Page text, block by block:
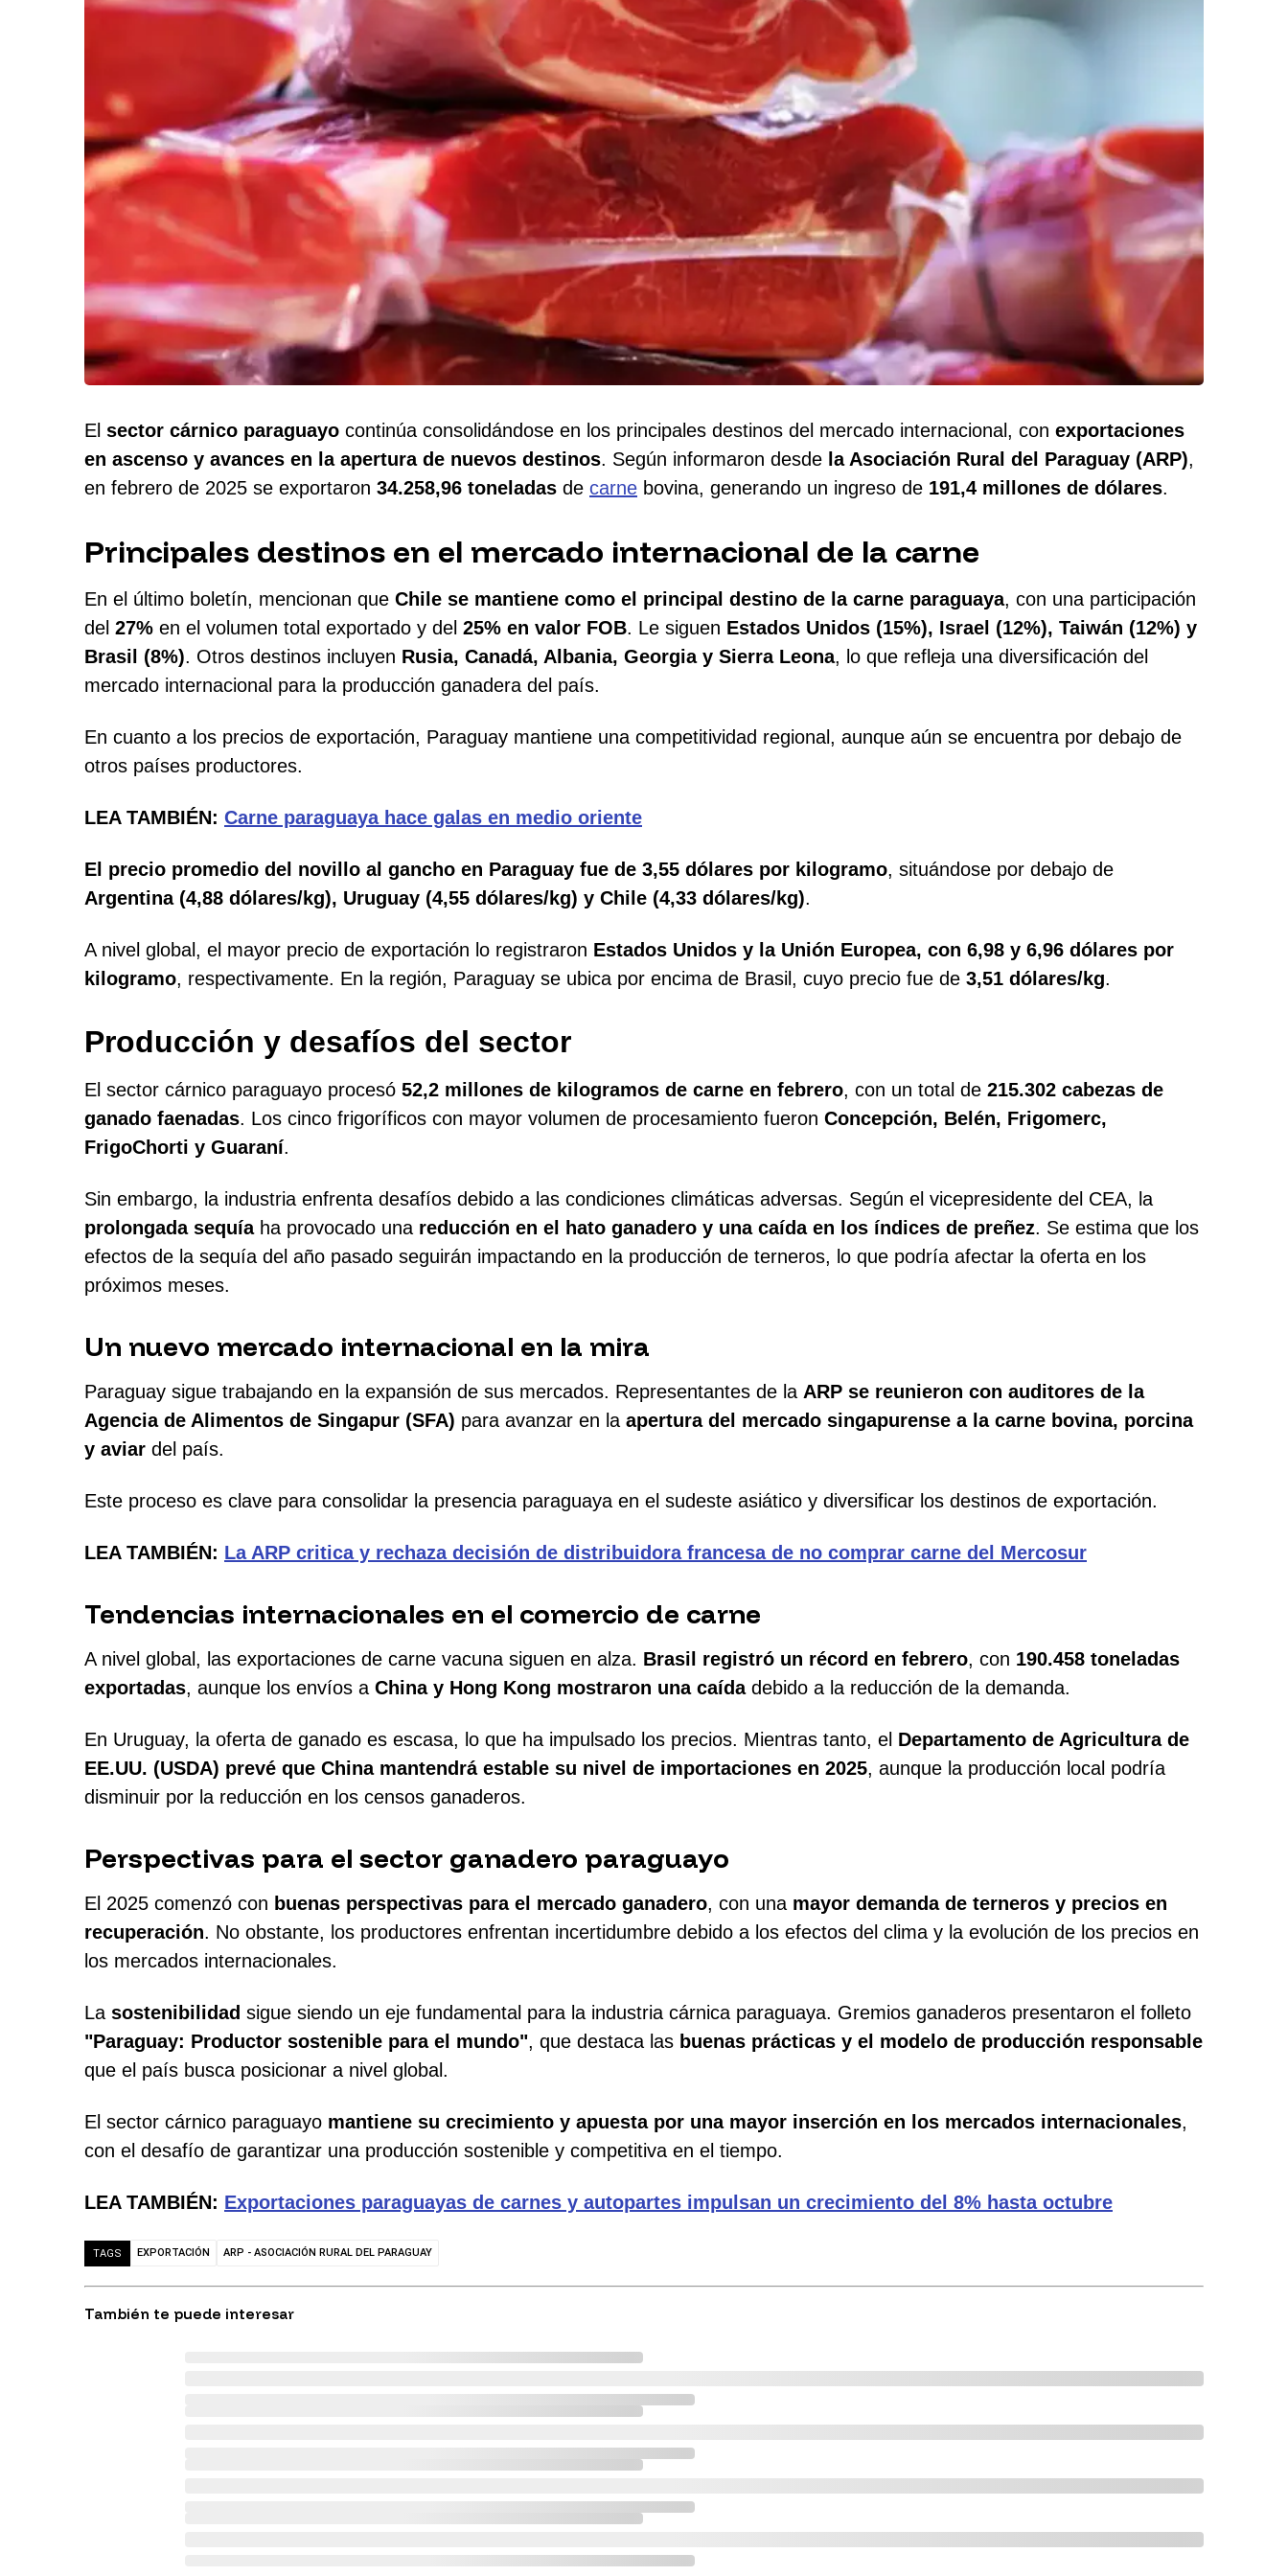
El sector cárnico paraguayo continúa consolidándose en los principales destinos del mercado internacional, con exportaciones
en ascenso y avances en la apertura de nuevos destinos. Según informaron desde la Asociación Rural del Paraguay (ARP),
en febrero de 2025 se exportaron 34.258,96 toneladas de carne bovina, generando un ingreso de 191,4 millones de dólares.
Principales destinos en el mercado internacional de la carne
En el último boletín, mencionan que Chile se mantiene como el principal destino de la carne paraguaya, con una participación
del 27% en el volumen total exportado y del 25% en valor FOB. Le siguen Estados Unidos (15%), Israel (12%), Taiwán (12%) y
Brasil (8%). Otros destinos incluyen Rusia, Canadá, Albania, Georgia y Sierra Leona, lo que refleja una diversificación del
mercado internacional para la producción ganadera del país.
En cuanto a los precios de exportación, Paraguay mantiene una competitividad regional, aunque aún se encuentra por debajo de
otros países productores.
LEA TAMBIÉN: Carne paraguaya hace galas en medio oriente
El precio promedio del novillo al gancho en Paraguay fue de 3,55 dólares por kilogramo, situándose por debajo de
Argentina (4,88 dólares/kg), Uruguay (4,55 dólares/kg) y Chile (4,33 dólares/kg).
A nivel global, el mayor precio de exportación lo registraron Estados Unidos y la Unión Europea, con 6,98 y 6,96 dólares por
kilogramo, respectivamente. En la región, Paraguay se ubica por encima de Brasil, cuyo precio fue de 3,51 dólares/kg.
Producción y desafíos del sector
El sector cárnico paraguayo procesó 52,2 millones de kilogramos de carne en febrero, con un total de 215.302 cabezas de
ganado faenadas. Los cinco frigoríficos con mayor volumen de procesamiento fueron Concepción, Belén, Frigomerc,
FrigoChorti y Guaraní.
Sin embargo, la industria enfrenta desafíos debido a las condiciones climáticas adversas. Según el vicepresidente del CEA, la
prolongada sequíaha provocado una reducción en el hato ganadero y una caída en los índices de preñez. Se estima que los
efectos de la sequía del año pasado seguirán impactando en la producción de terneros, lo que podría afectar la oferta en los
próximos meses.
Un nuevo mercado internacional en la mira
Paraguay sigue trabajando en la expansión de sus mercados. Representantes de la ARP se reunieron con auditores de la
Agencia de Alimentos de Singapur (SFA) para avanzar en la apertura del mercado singapurense a la carne bovina, porcina
y aviar del país.
Este proceso es clave para consolidar la presencia paraguaya en el sudeste asiático y diversificar los destinos de exportación.
LEA TAMBIÉN: La ARP critica y rechaza decisión de distribuidora francesa de no comprar carne del Mercosur
Tendencias internacionales en el comercio de carne
A nivel global, las exportaciones de carne vacuna siguen en alza. Brasil registró un récord en febrero, con 190.458 toneladas
exportadas, aunque los envíos a China y Hong Kong mostraron una caídadebido a la reducción de la demanda.
En Uruguay, la oferta de ganado es escasa, lo que ha impulsado los precios. Mientras tanto, el Departamento de Agricultura de
EE.UU. (USDA) prevé que China mantendrá estable su nivel de importaciones en 2025, aunque la producción local podría
disminuir por la reducción en los censos ganaderos.
Perspectivas para el sector ganadero paraguayo
El 2025 comenzó con buenas perspectivas para el mercado ganadero, con una mayor demanda de terneros y precios en
recuperación. No obstante, los productores enfrentan incertidumbre debido a los efectos del clima y la evolución de los precios en
los mercados internacionales.
La sostenibilidad sigue siendo un eje fundamental para la industria cárnica paraguaya. Gremios ganaderos presentaron el folleto
"Paraguay: Productor sostenible para el mundo", que destaca las buenas prácticas y el modelo de producción responsable
que el país busca posicionar a nivel global.
El sector cárnico paraguayo mantiene su crecimiento y apuesta por una mayor inserción en los mercados internacionales,
con el desafío de garantizar una producción sostenible y competitiva en el tiempo.
LEA TAMBIÉN: Exportaciones paraguayas de carnes y autopartes impulsan un crecimiento del 8% hasta octubre
TAGS EXPORTACIÓN ARP - ASOCIACIÓN RURAL DEL PARAGUAY
También te puede interesar